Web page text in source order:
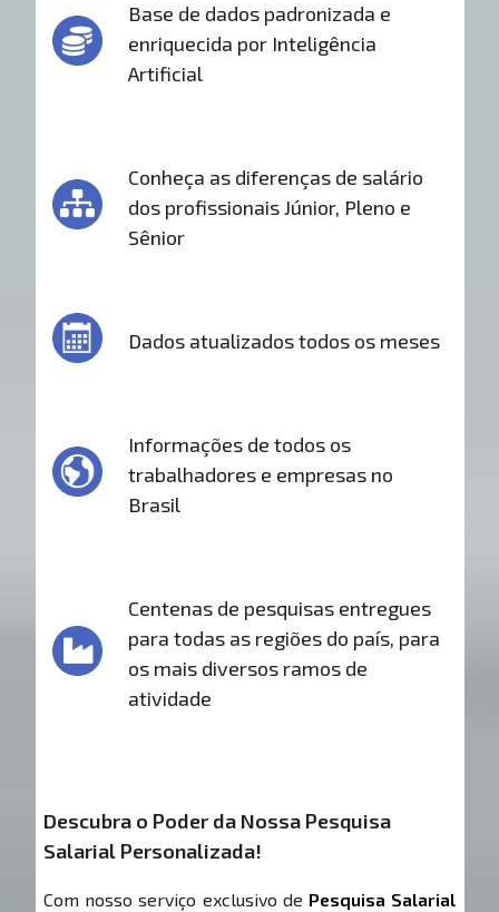
Base de dados padronizada e
enriquecida por Inteligência
Artificial
Conheça as diferenças de salário
dos profissionais Júnior, Pleno e
Sênior
Dados atualizados todos os meses
Informações de todos os
trabalhadores e empresas no
Brasil
Centenas de pesquisas entregues
para todas as regiões do país, para
os mais diversos ramos de
atividade
Descubra o Poder da Nossa Pesquisa
Salarial Personalizada!
Com nosso serviço exclusivo de Pesquisa Salarial